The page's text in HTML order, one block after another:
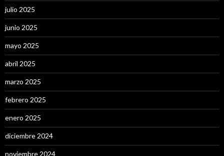
julio 2025
junio 2025
mayo 2025
abril 2025
marzo 2025
febrero 2025
enero 2025
diciembre 2024
noviembre 2024